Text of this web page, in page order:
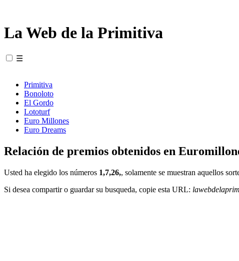
La Web de la Primitiva
☰
Primitiva
Bonoloto
El Gordo
Lototurf
Euro Millones
Euro Dreams
Relación de premios obtenidos en
Usted ha elegido los números 1,7,26,, solamente se muestran aquellos
Si desea compartir o guardar su busqueda, copie esta URL: